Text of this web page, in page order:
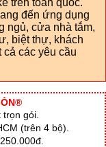
trên toàn quốc.
đến ứng dụng
ngủ, cửa nhà tắm,
biệt thự, khách
các yêu cầu
gói.
(trên 4 bộ).